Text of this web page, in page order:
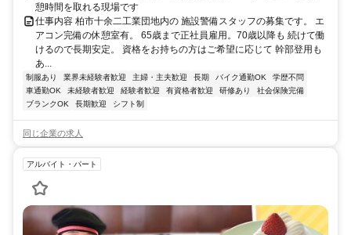
憩時間を取れる現場です
仕事内容 柏市十余二工業団地内の 施設警備スタッフの募集です。 エ
アコン完備の休憩室有。 65歳まで正社員雇用。70歳以降も 続けて働
けるので長期安定。 資格をお持ちの方はご希望に応じて 幹部登用も
あ...
制服あり 業界未経験者歓迎 主婦・主夫歓迎 長期 バイク通勤OK
学歴不問
車通勤OK
未経験者歓迎 経験者歓迎 有資格者歓迎 研修あり
社会保険完備
ブランクOK
長期歓迎 シフト制
同じ企業の求人
アルバイト・パート